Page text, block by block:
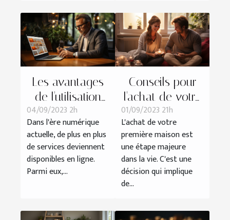
Les avantages
de l'utilisation
d'une
plateforme en
ligne pour
obtenir un pré
état daté
04/09/2023 2h
Dans l'ère numérique
actuelle, de plus en plus
de services deviennent
disponibles en ligne.
Parmi eux,...
Conseils pour
l'achat de votre
première maison
avec Zan Bon
Immobilier
01/09/2023 21h
L'achat de votre
première maison est
une étape majeure
dans la vie. C'est une
décision qui implique
de...